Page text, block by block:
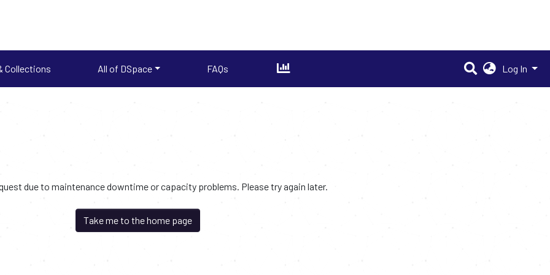
Collections All of DSpace FAQs Log In
due to maintenance downtime or capacity problems. Please try again later.
Take me to the home page